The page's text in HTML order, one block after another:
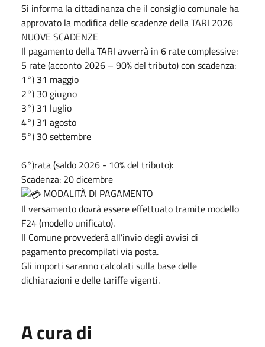
Si informa la cittadinanza che il consiglio comunale ha
approvato la modifica delle scadenze della TARI 2026
NUOVE SCADENZE
Il pagamento della TARI avverrà in 6 rate complessive:
5 rate (acconto 2026 – 90% del tributo) con scadenza:
1°) 31 maggio
2°) 30 giugno
3°) 31 luglio
4°) 31 agosto
5°) 30 settembre
6°)rata (saldo 2026 - 10% del tributo):
Scadenza: 20 dicembre
MODALITÀ DI PAGAMENTO
Il versamento dovrà essere effettuato tramite modello
F24 (modello unificato).
Il Comune provvederà all’invio degli avvisi di
pagamento precompilati via posta.
Gli importi saranno calcolati sulla base delle
dichiarazioni e delle tariffe vigenti.
A cura di